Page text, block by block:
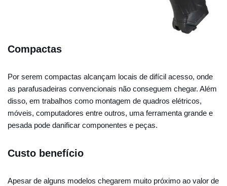
Compactas
Por serem compactas alcançam locais de difícil acesso, onde
as parafusadeiras convencionais não conseguem chegar. Além
disso, em trabalhos como montagem de quadros elétricos,
móveis, computadores entre outros, uma ferramenta grande e
pesada pode danificar componentes e peças.
Custo benefício
Apesar de alguns modelos chegarem muito próximo ao valor de